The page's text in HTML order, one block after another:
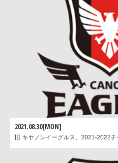
2021.08.30[MON]
旧 キヤノンイーグルス、2021-2022